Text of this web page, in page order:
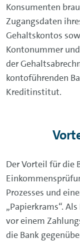
Konsumenten
Zugangsdaten
Gehaltskontos
Kontonummer
der
kontoführenden
Kreditinstitut.
Der Vorteil für die
Prozesses und
„Papierkrams“.
vor einem
die Bank